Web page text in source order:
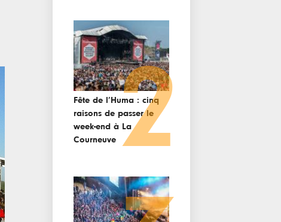
Fête de l’Huma : cinq
raisons de passer le
week-end à La
Courneuve 2